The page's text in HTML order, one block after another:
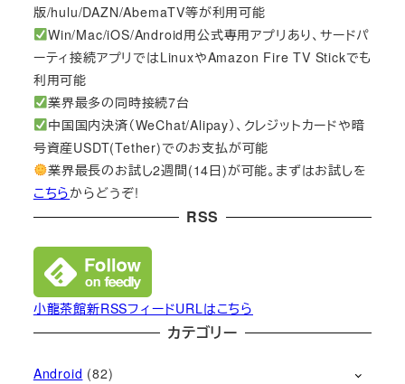
版/hulu/DAZN/AbemaTV等が利用可能
Win/Mac/iOS/Android用公式専用アプリあり、サードパ
ーティ接続アプリではLinuxやAmazon Fire TV Stickでも
利用可能
業界最多の同時接続7台
中国国内決済（WeChat/Alipay）、クレジットカードや暗
号資産USDT(Tether)でのお支払が可能
業界最長のお試し2週間(14日)が可能。まずはお試しを
こちらからどうぞ!
RSS
小龍茶館新RSSフィードURLはこちら
カテゴリー
Android (82)